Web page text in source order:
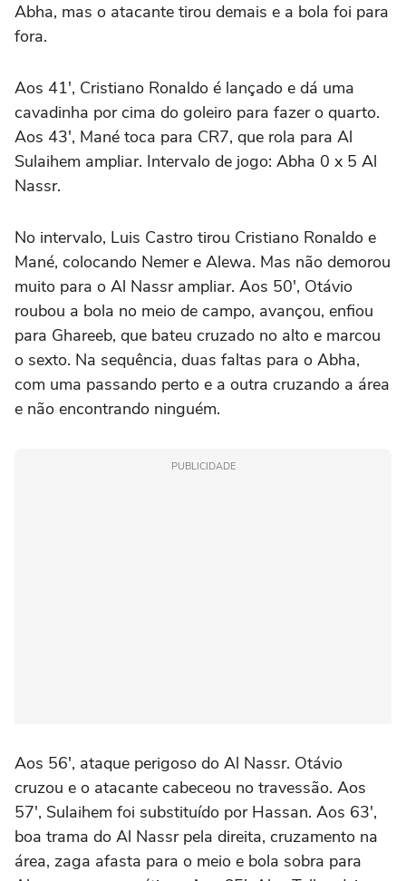
Abha, mas o atacante tirou demais e a bola foi para
fora.
Aos 41', Cristiano Ronaldo é lançado e dá uma
cavadinha por cima do goleiro para fazer o quarto.
Aos 43', Mané toca para CR7, que rola para Al
Sulaihem ampliar. Intervalo de jogo: Abha 0 x 5 Al
Nassr.
No intervalo, Luis Castro tirou Cristiano Ronaldo e
Mané, colocando Nemer e Alewa. Mas não demorou
muito para o Al Nassr ampliar. Aos 50', Otávio
roubou a bola no meio de campo, avançou, enfiou
para Ghareeb, que bateu cruzado no alto e marcou
o sexto. Na sequência, duas faltas para o Abha,
com uma passando perto e a outra cruzando a área
e não encontrando ninguém.
PUBLICIDADE
Aos 56', ataque perigoso do Al Nassr. Otávio
cruzou e o atacante cabeceou no travessão. Aos
57', Sulaihem foi substituído por Hassan. Aos 63',
boa trama do Al Nassr pela direita, cruzamento na
área, zaga afasta para o meio e bola sobra para